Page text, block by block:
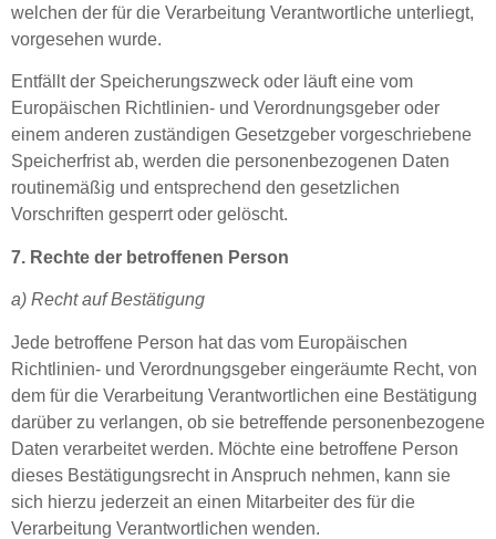
welchen der für die Verarbeitung Verantwortliche unterliegt,
vorgesehen wurde.
Entfällt der Speicherungszweck oder läuft eine vom
Europäischen Richtlinien- und Verordnungsgeber oder
einem anderen zuständigen Gesetzgeber vorgeschriebene
Speicherfrist ab, werden die personenbezogenen Daten
routinemäßig und entsprechend den gesetzlichen
Vorschriften gesperrt oder gelöscht.
7. Rechte der betroffenen Person
a) Recht auf Bestätigung
Jede betroffene Person hat das vom Europäischen
Richtlinien- und Verordnungsgeber eingeräumte Recht, von
dem für die Verarbeitung Verantwortlichen eine Bestätigung
darüber zu verlangen, ob sie betreffende personenbezogene
Daten verarbeitet werden. Möchte eine betroffene Person
dieses Bestätigungsrecht in Anspruch nehmen, kann sie
sich hierzu jederzeit an einen Mitarbeiter des für die
Verarbeitung Verantwortlichen wenden.